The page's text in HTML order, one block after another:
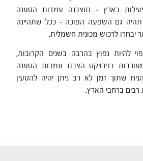
בארץ – תוצבנה עמדות הטענה
תהיה גם השפעה הפוכה – ככל שתהיינה
יבחרו לרכוש מכונית חשמלית.
להיות נפוץ בהרבה בשנים הקרובות,
בפרויקט הצבת עמדות הטענה
שתוך זמן לא רב ניתן יהיה להטעין
רבים ברחבי הארץ.